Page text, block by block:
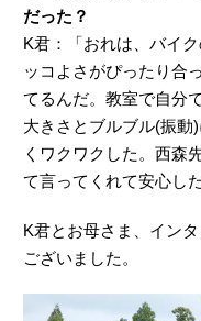
だった？
K君：「おれは、バイ
ッコよさがぴったり合
てるんだ。教室で自分
大きさとブルブル(振動
くワクワクした。西森
て言ってくれて安心した
K君とお母さま、イン
ございました。